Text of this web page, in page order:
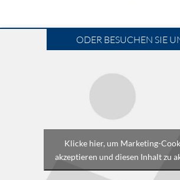
ODER BESUCHEN SIE
Klicke hier, um Marketing-
akzeptieren und diesen Inhalt zu